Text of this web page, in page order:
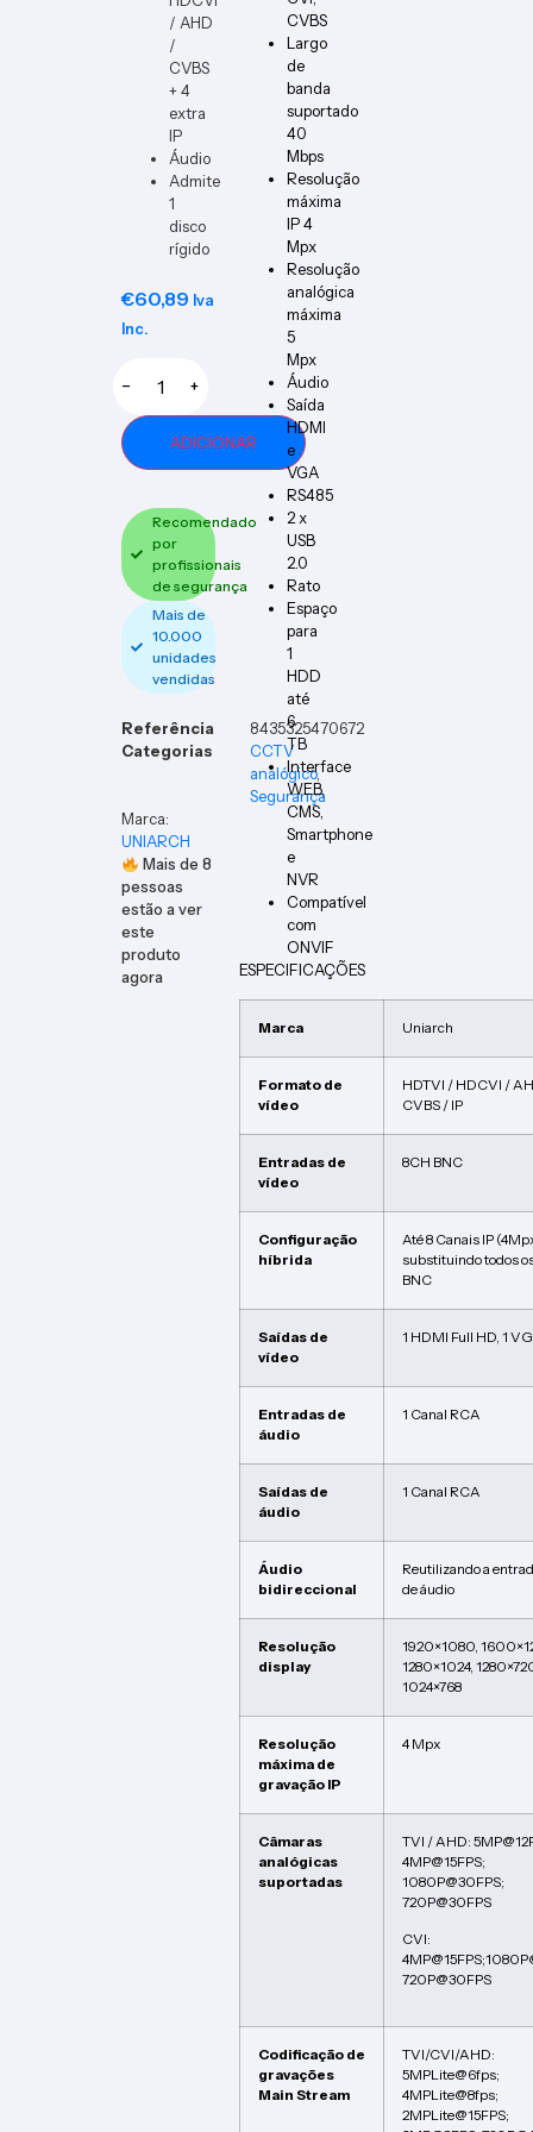
/ AHD
/
CVBS
+ 4
extra
IP
Áudio
Admite
1
disco
rígido
€60,89 Iva
Inc.
− +
ADICIONAR
Recomendado
por
profissionais
de segurança
Mais de
10.000
unidades
vendidas
Referência
8435325470672
Categorias
CCTV
analógico,
Segurança
Marca:
UNIARCH
Mais de8
pessoas
estão a ver
este
produto
agora
CVBS
Largo
de
banda
suportado
40
Mbps
Resolução
máxima
IP 4
Mpx
Resolução
analógica
máxima
5
Mpx
Áudio
Saída
HDMI
e
VGA
RS485
2 x
USB
2.0
Rato
Espaço
para
1
HDD
até
6
TB
Interface
WEB,
CMS,
Smartphone
e
NVR
Compatível
com
ONVIF
ESPECIFICAÇÕES
Marca Uniarch
Formato de
vídeo
HDTVI / HDCVI /
CVBS / IP
Entradas de
vídeo
8CH BNC
Configuração
híbrida
Até 8 Canais IP
substituindo todos
BNC
Saídas de
vídeo
1 HDMI Full HD, 1
Entradas de
áudio
1 Canal RCA
Saídas de
áudio
1 Canal RCA
Áudio
bidireccional
Reutilizando a
de áudio
Resolução
display
1920×1080,
1280×1024,
1024×768
Resolução
máxima de
gravação IP
4 Mpx
Câmaras
analógicas
suportadas
TVI / AHD:
4MP@15FPS;
1080P@30FPS;
720P@30FPS
CVI:
720P@30FPS
Codificação de
gravações
Main Stream
TVI/CVI/AHD:
5MPLite@6fps;
4MPLite@8fps;
2MPLite@15FPS;